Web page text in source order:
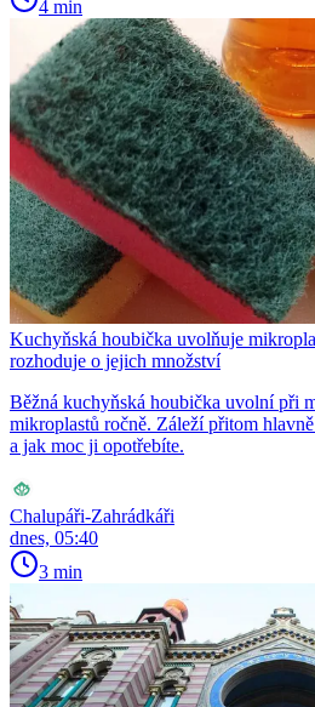
4 min
Kuchyňská houbička uvolňuje
rozhoduje o jejich množství
Běžná kuchyňská houbička uvolní při
mikroplastů ročně. Záleží přitom
a jak moc ji opotřebíte.
Chalupáři-Zahrádkáři
dnes, 05:40
3 min